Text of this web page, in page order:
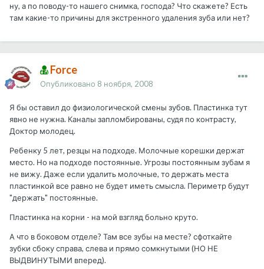
ну, а по поводу-то нашего снимка, господа? Что скажете? Есть
там какие-то причины для экстренного удаления зуба или нет?
Force
Опубликовано 8 ноября, 2008
Я бы оставил до физиологической смены зубов. Пластинка тут
явно не нужна. Каналы запломбированы, судя по контрасту,
Доктор молодец.
Ребенку 5 лет, резцы на подходе. Молочные корешки держат
место. Но на подходе постоянные. Угрозы постоянным зубам я
не вижу. Даже если удалить молочные, то держать места
пластинкой все равно не будет иметь смысла. Периметр будут
"держать" постоянные.
Пластинка на корни - на мой взгляд больно круто.
А что в боковом отделе? Там все зубы на месте? сфоткайте
зубки сбоку справа, слева и прямо сомкнутыми (НО НЕ
ВЫДВИНУТЫМИ вперед).